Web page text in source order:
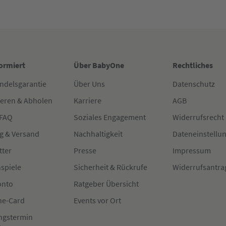
& Abholen
& Versand
Card
Über BabyOne
Über Uns
Karriere
Soziales Engagement
Nachhaltigkeit
Presse
Sicherheit & Rückrufe
Ratgeber Übersicht
Events vor Ort
Rechtliches
Datenschutz
AGB
Widerrufsrecht
Impressum